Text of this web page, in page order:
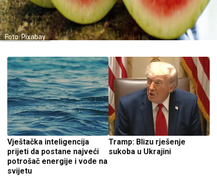
Foto: Pixabay
Vještačka inteligencija
prijeti da postane najveći
potrošač energije i vode na
svijetu
Tramp: Blizu rješenje
sukoba u Ukrajini